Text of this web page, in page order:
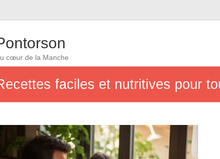
cœur de la Manche
faciles et nutritives pour